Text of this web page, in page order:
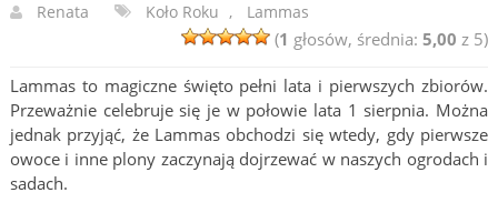
Renata
Koło Roku , Lammas
(1 głosów, średnia:5,00 z 5)
Lammas to magiczne święto pełni lata i pierwszych zbiorów.
Przeważnie celebruje się je w połowie lata 1 sierpnia. Można
jednak przyjąć, że Lammas obchodzi się wtedy, gdy pierwsze
owoce i inne plony zaczynają dojrzewać w naszych ogrodach i
sadach.